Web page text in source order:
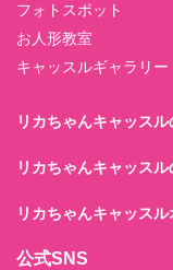
フォトスポット
お人形教室
キャッスルギャラリー
リカちゃんキャッス
リカちゃんキャッス
リカちゃんキャッス
公式SNS